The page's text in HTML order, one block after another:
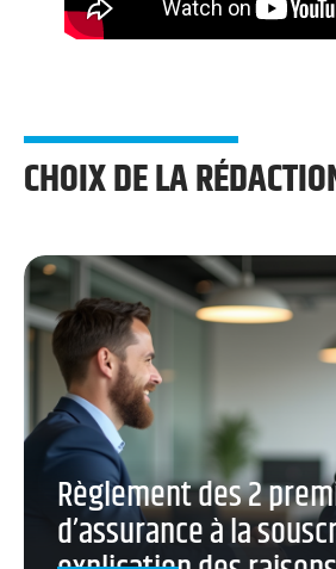
CHOIX DE LA
Règlement des 2
d’assurance à la